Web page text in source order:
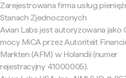
Zarejestrowana firma usług
Stanach Zjednoczonych
Avian Labs jest autoryzowana jako
mocy MiCA przez Autoriteit
Markten (AFM) w Holandii (numer
rejestracyjny 41000005).